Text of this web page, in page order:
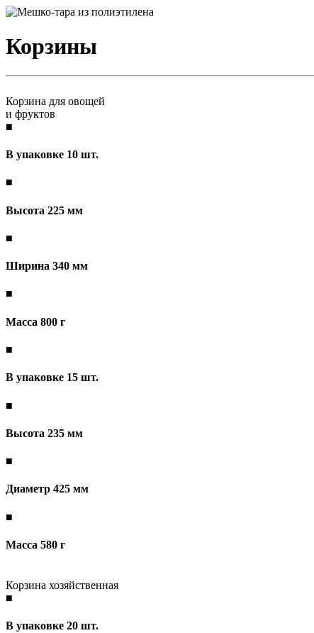
Корзины
Корзина для овощей
и фруктов
■
В упаковке 10 шт.
■
Высота 225 мм
■
Ширина 340 мм
■
Масса 800 г
■
В упаковке 15 шт.
■
Высота 235 мм
■
Диаметр 425 мм
■
Масса 580 г
Корзина хозяйственная
■
В упаковке 20 шт.